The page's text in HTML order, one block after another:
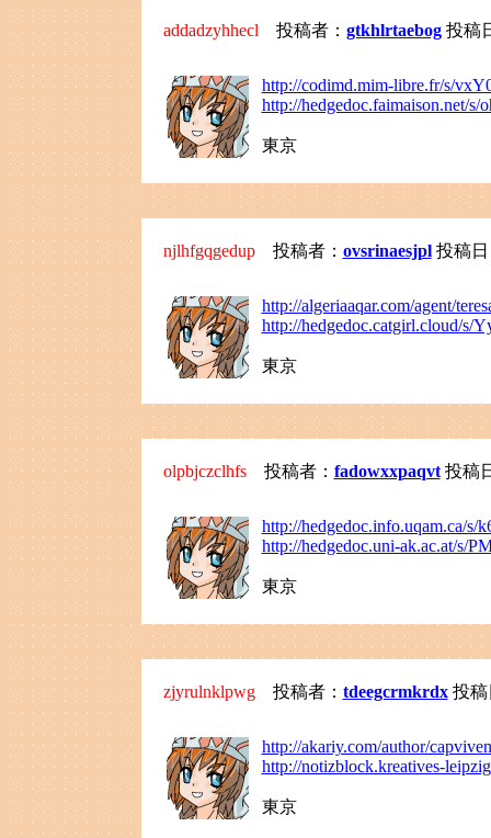
addadzyhhecl 投稿者： gtkhlrtaebog投稿
http://codimd.mim-libre.fr/s/
http://hedgedoc.faimaison.net/s/
東京
njlhfgqgedup投稿者： ovsrinaesjpl投稿日
http://algeriaaqar.com/agent/
http://hedgedoc.catgirl.cloud/s/
東京
olpbjczclhfs投稿者： fadowxxpaqvt投稿
http://hedgedoc.info.uqam.ca/s/
http://hedgedoc.uni-ak.ac.at/s/
東京
zjyrulnklpwg投稿者： tdeegcrmkrdx投稿
http://akariy.com/author/
http://notizblock.kreatives-
東京